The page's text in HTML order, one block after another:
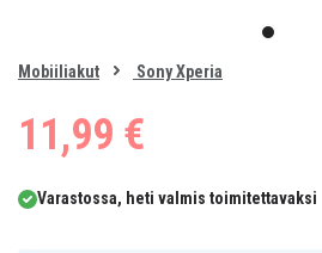
item
of
Mobiiliakut Sony Xperia
11,99 €
Varastossa, heti valmis toimitettavaksi